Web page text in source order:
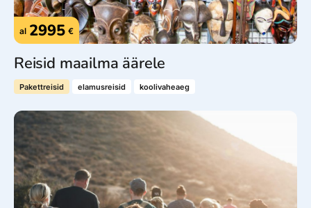
al 2995 €
Reisid maailma äärele
Pakettreisid elamusreisid koolivaheaeg